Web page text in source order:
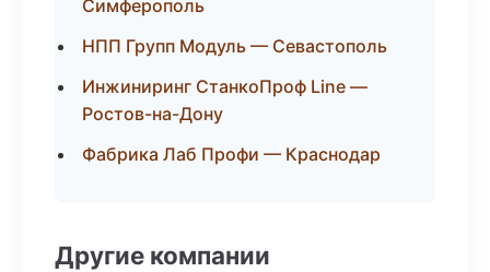
Симферополь
НПП Групп Модуль — Севастополь
Инжиниринг СтанкоПроф Line —
Ростов-на-Дону
Фабрика Лаб Профи — Краснодар
Другие компании